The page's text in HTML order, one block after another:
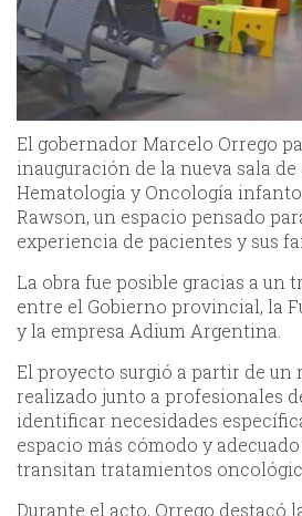
El gobernador Marcelo Orrego
inauguración de la nueva sala de
Hematología y Oncología
Rawson, un espacio pensado
experiencia de pacientes y sus
La obra fue posible gracias a un
entre el Gobierno provincial, la
y la empresa Adium Argentina.
El proyecto surgió a partir de un
realizado junto a profesionales
identificar necesidades
espacio más cómodo y
transitan tratamientos
Durante el acto, Orrego destacó